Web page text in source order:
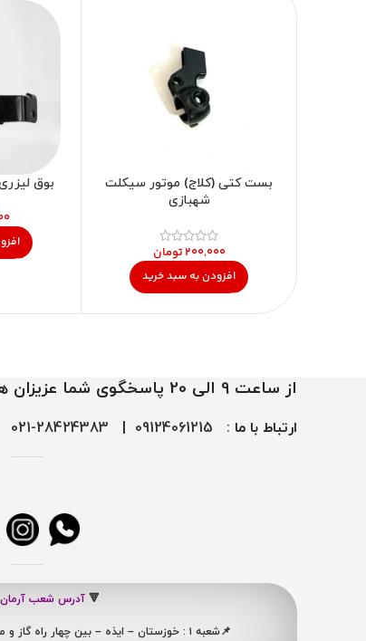
بست کتی (کلاج) موتور سیکلت
شهبازی
تومان
افزودن به سبد خرید
بوق
از ساعت 9 الی 20 پاسخگوی شما عزیزان هستیم
ارتباط با ما : 09124061215
28424383-021
🔻 آدرس شعب آرمان
📌شعبه ۱ : خوزستان – ایذه – بین چهار راه گاز و میدان سپاه ، نبش کوچه شهید ممبینی